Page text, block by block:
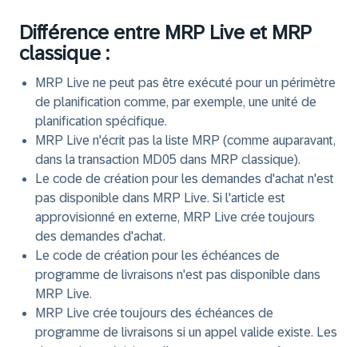
Différence entre MRP Live et MRP
classique :
MRP Live ne peut pas être exécuté pour un périmètre
de planification comme, par exemple, une unité de
planification spécifique.
MRP Live n'écrit pas la liste MRP (comme auparavant,
dans la transaction MD05 dans MRP classique).
Le code de création pour les demandes d'achat n'est
pas disponible dans MRP Live. Si l'article est
approvisionné en externe, MRP Live crée toujours
des demandes d'achat.
Le code de création pour les échéances de
programme de livraisons n'est pas disponible dans
MRP Live.
MRP Live crée toujours des échéances de
programme de livraisons si un appel valide existe. Les